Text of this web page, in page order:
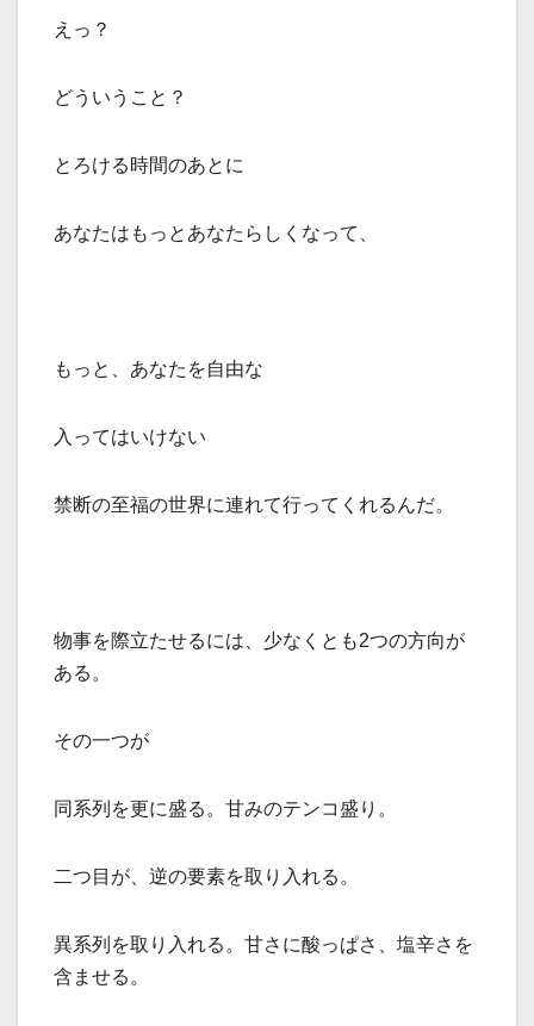
えっ？
どういうこと？
とろける時間のあとに
あなたはもっとあなたらしくなって、
もっと、あなたを自由な
入ってはいけない
禁断の至福の世界に連れて行ってくれるんだ。
物事を際立たせるには、少なくとも2つの方向が
ある。
その一つが
同系列を更に盛る。甘みのテンコ盛り。
二つ目が、逆の要素を取り入れる。
異系列を取り入れる。甘さに酸っぱさ、塩辛さを
含ませる。